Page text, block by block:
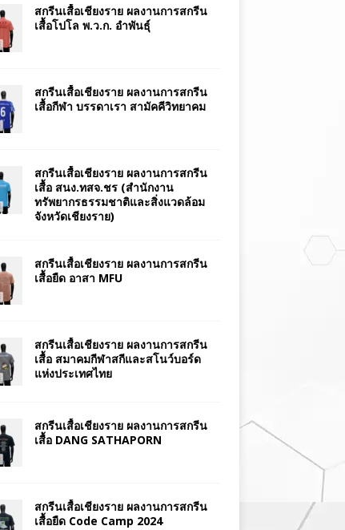
สกรีนเสื้อเชียงราย ผลงานการสกรีน
เสื้อโปโล พ.ว.ก. อำพันธุ์
สกรีนเสื้อเชียงราย ผลงานการสกรีน
เสื้อกีฬา บรรดาเรา สามัคคีวิทยาคม
สกรีนเสื้อเชียงราย ผลงานการสกรีน
เสื้อ สนง.ทสจ.ชร (สำนักงาน
ทรัพยากรธรรมชาติและสิ่งแวดล้อม
จังหวัดเชียงราย)
สกรีนเสื้อเชียงราย ผลงานการสกรีน
เสื้อยืด อาสา MFU
สกรีนเสื้อเชียงราย ผลงานการสกรีน
เสื้อ สมาคมกีฬาสกีและสโนว์บอร์ด
แห่งประเทศไทย
สกรีนเสื้อเชียงราย ผลงานการสกรีน
เสื้อ DANG SATHAPORN
สกรีนเสื้อเชียงราย ผลงานการสกรีน
เสื้อยืด Code Camp 2024